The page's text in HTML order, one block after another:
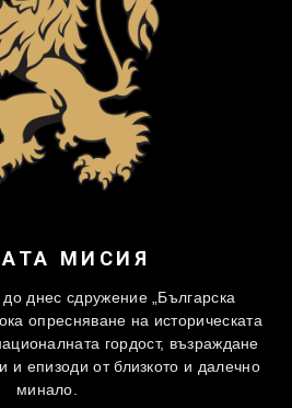
МИСИЯ
днес сдружение „Българска
опресняване на историческата
гордост, възраждане
и епизоди от близкото и далечно
минало.